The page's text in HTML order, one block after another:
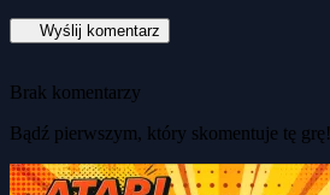
Wyślij komentarz
Brak komentarzy
Bądź pierwszym, który skomentuje tę grę!